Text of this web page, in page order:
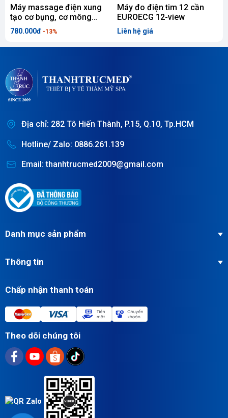
Máy massage điện xung
tạo cơ bụng, cơ mông
Beurer EM20
780.000đ -13%
Máy đo điện tim 12 cần
EUROECG 12-view
Liên hệ giá
Địa chỉ: 282 Tô Hiến Thành, P.15, Q.10, Tp.HCM
Hotline/ Zalo: 0886.261.139
Email: thanhtrucmed2009@gmail.com
Danh mục sản phẩm
Thông tin
Chấp nhận thanh toán
Theo dõi chúng tôi